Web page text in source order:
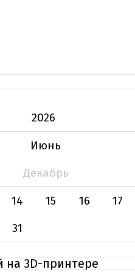
2026
Июнь
Декабрь
14 15 16
17
31
на 3D-принтере